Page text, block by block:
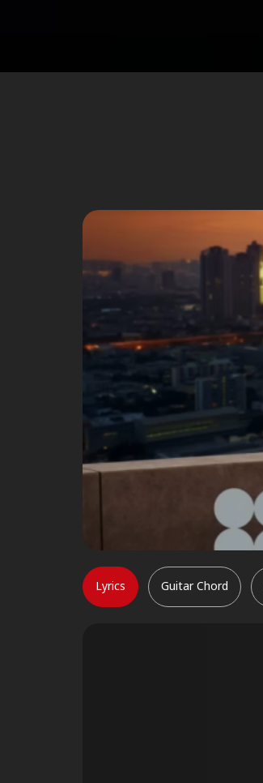
Lyrics Guitar Chord